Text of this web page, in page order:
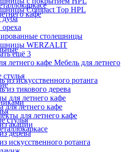
Сompact Top HPL
столешницы
WERZALIT
ещё 3
Мебель для летнего
из искусственного ротанга
из тикового дерева
для летнего кафе
для летнего кафе
для летнего кафе
из акации
из дерева
из искусственного ротанга
кафе
стулья